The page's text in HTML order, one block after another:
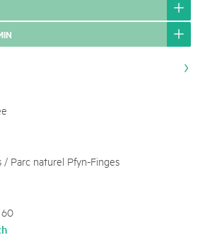
/ Parc naturel Pfyn-Finges